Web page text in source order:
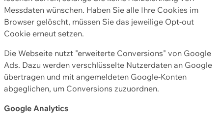
Messdaten wünschen. Haben Sie alle Ihre Cookies im
Browser gelöscht, müssen Sie das jeweilige Opt-out
Cookie erneut setzen.
Die Webseite nutzt "erweiterte Conversions" von Google
Ads. Dazu werden verschlüsselte Nutzerdaten an Google
übertragen und mit angemeldeten Google-Konten
abgeglichen, um Conversions zuzuordnen.
Google Analytics